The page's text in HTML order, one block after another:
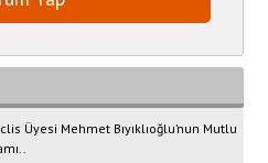
Üyesi Mehmet Bıyıklıoğlu’nun Mutlu